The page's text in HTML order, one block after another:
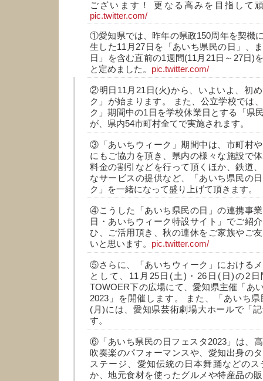
ございます！ 更なる高みを目指して
pic.twitter.com/
①愛知県では、昨年の県政150周年を契機
生した11月27日を「あいち県民の日」、
日」を含む直前の1週間(11月21日～27日)
と定めました。 pic.twitter.com/
②明日11月21日(火)から、いよいよ、初
ク」が始まります。 また、公立学校では
ク」期間中の1日を学校休業日とする「県
が、県内54市町村全てで実施されます。
③「あいちウィーク」期間中は、市町村
にもご協力を頂き、県内の様々な施設で
料金の割引などを行って頂くほか、鉄道
なサービスの提供など、「あいち県民の
ク」を一緒になって盛り上げて頂きます。
④こうした「あいち県民の日」の連携事
日・あいちウィーク特設サイト」でご紹
ひ、ご活用頂き、秋の連休をご家族やご
いと思います。 pic.twitter.com/
⑤さらに、「あいちウィーク」における
として、11月25日(土)・26日(日)の2日
TOWOER下の広場にて、愛知県主催「あ
2023」を開催します。 また、「あいち
(月)には、愛知県芸術劇場大ホールで「
す。
⑥「あいち県民の日フェスタ2023」は、
吹奏楽のパフォーマンスや、愛知出身の
ステージ、愛知伝統の日本舞踊などの
か、地元食材を使ったグルメや特産品の